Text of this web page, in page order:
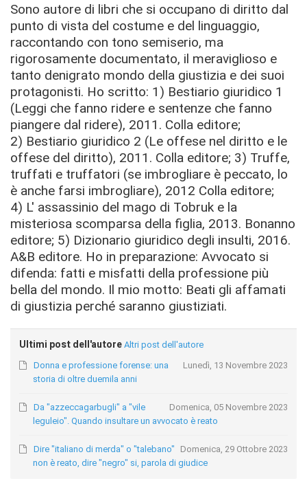
Sono autore di libri che si occupano di diritto dal
punto di vista del costume e del linguaggio,
raccontando con tono semiserio, ma
rigorosamente documentato, il meraviglioso e
tanto denigrato mondo della giustizia e dei suoi
protagonisti. Ho scritto: 1) Bestiario giuridico 1
(Leggi che fanno ridere e sentenze che fanno
piangere dal ridere), 2011. Colla editore;
2) Bestiario giuridico 2 (Le offese nel diritto e le
offese del diritto), 2011. Colla editore; 3) Truffe,
truffati e truffatori (se imbrogliare è peccato, lo
è anche farsi imbrogliare), 2012 Colla editore;
4) L' assassinio del mago di Tobruk e la
misteriosa scomparsa della figlia, 2013. Bonanno
editore; 5) Dizionario giuridico degli insulti, 2016.
A&B editore. Ho in preparazione: Avvocato si
difenda: fatti e misfatti della professione più
bella del mondo. Il mio motto: Beati gli affamati
di giustizia perché saranno giustiziati.
Ultimi post dell'autore Altri post dell'autore
Lunedì, 13 Novembre 2023
Donna e professione forense: una
storia di oltre duemila anni
Domenica, 05 Novembre 2023
Da "azzeccagarbugli" a "vile
leguleio". Quando insultare un avvocato è reato
Domenica, 29 Ottobre 2023
Dire "italiano di merda" o "talebano"
non è reato, dire "negro" si, parola di giudice